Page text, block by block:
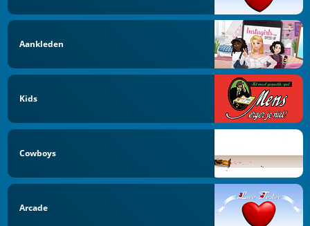
Aankleden
Kids
Cowboys
Arcade